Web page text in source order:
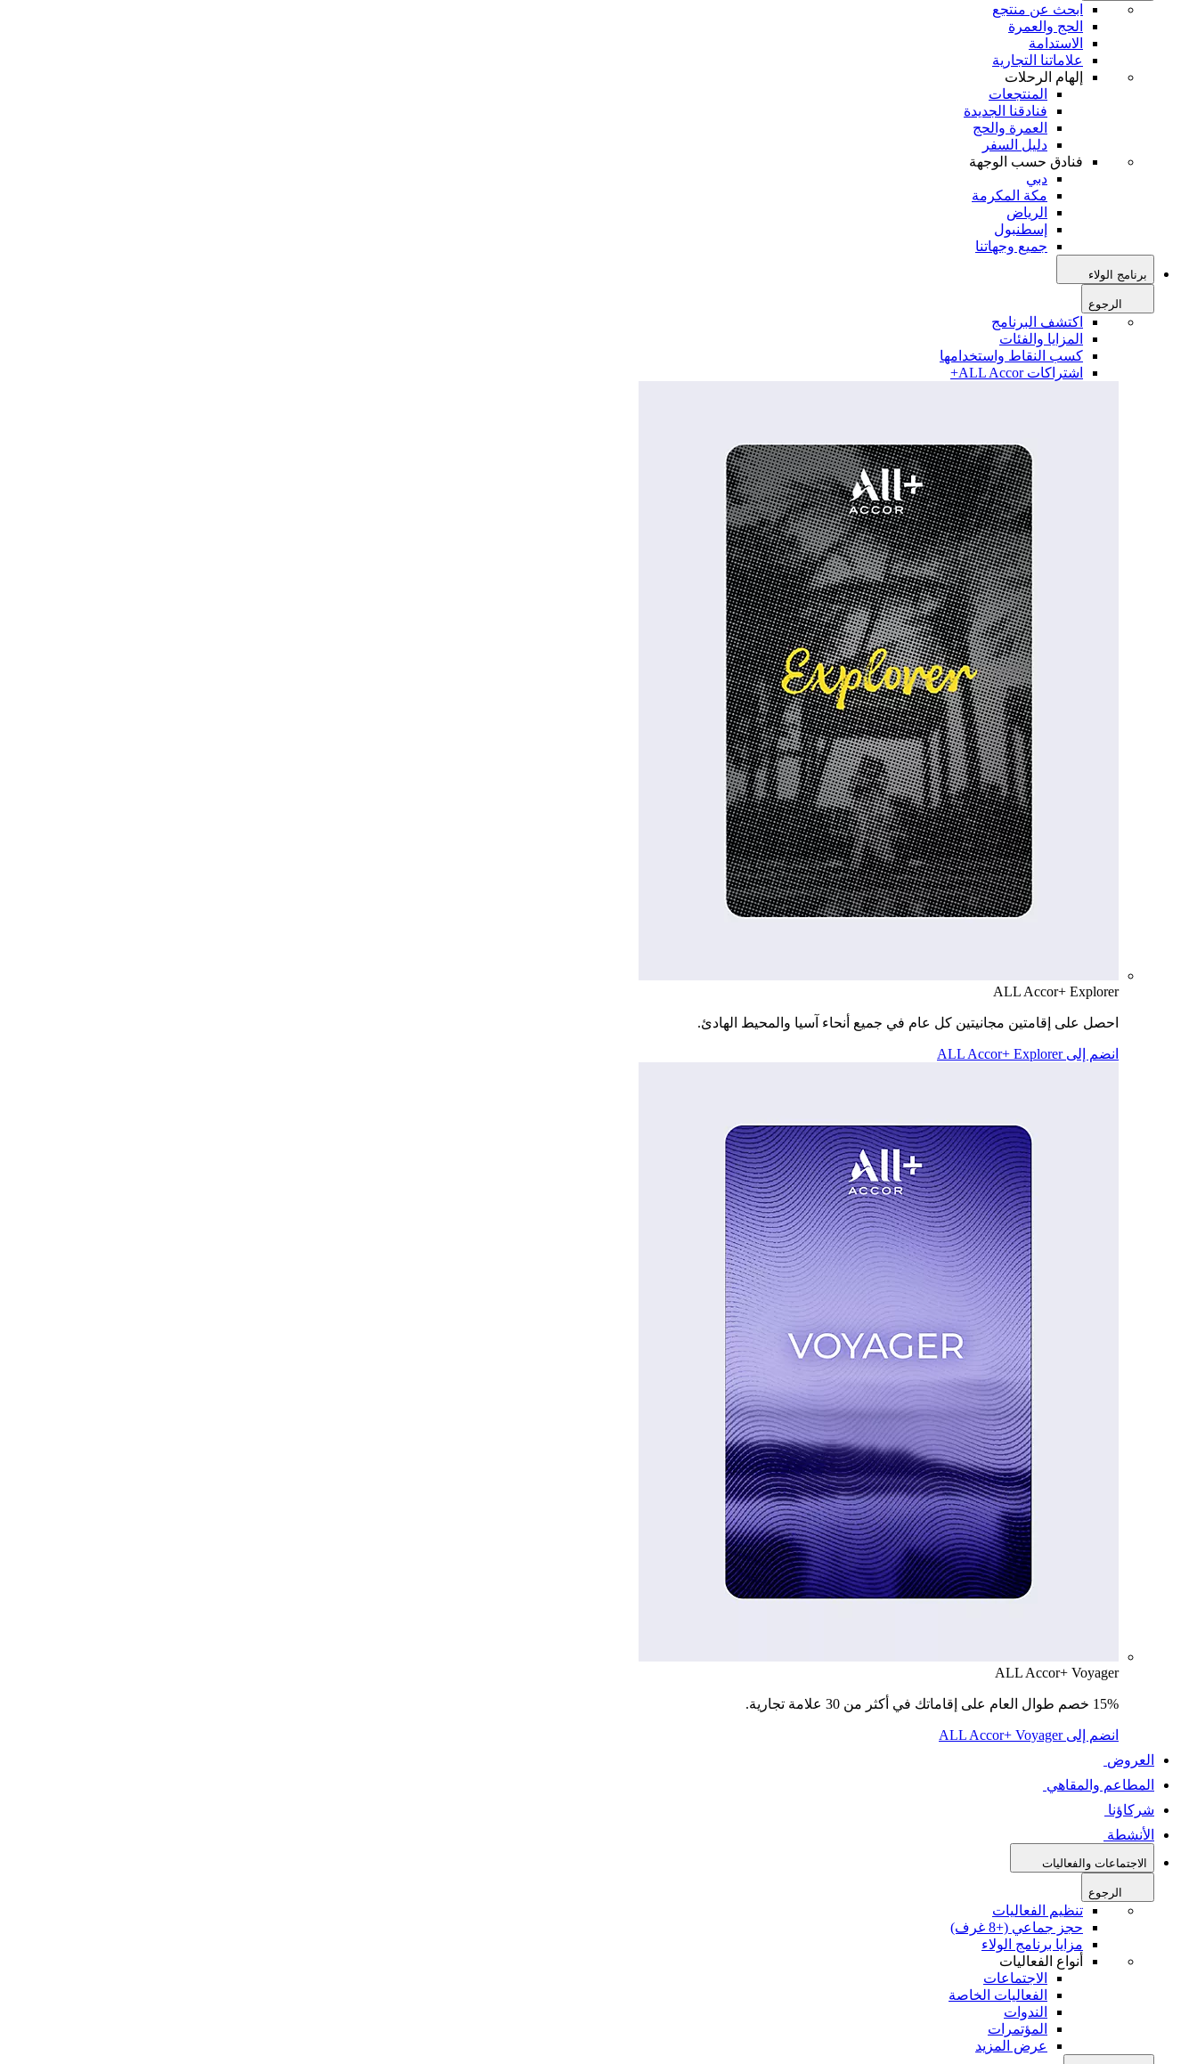
ابحث عن منتجع
الحج والعمرة
الاستدامة
علاماتنا التجارية
إلهام الرحلات
المنتجعات
فنادقنا الجديدة
العمرة والحج
دليل السفر
فنادق حسب الوجهة
دبي
مكة المكرمة
الرياض
إسطنبول
جميع وجهاتنا
برنامج الولاء
الرجوع
اكتشف البرنامج
المزايا والفئات
كسب النقاط واستخدامها
اشتراكات ALL Accor+
ALL Accor+ Explorer
احصل على إقامتين مجانيتين كل عام في جميع أنحاء آسيا والمحيط الهادئ.
انضم إلى ALL Accor+ Explorer
ALL Accor+ Voyager
15% خصم طوال العام على إقاماتك في أكثر من 30 علامة تجارية.
انضم إلى ALL Accor+ Voyager
العروض
المطاعم والمقاهي
شركاؤنا
الأنشطة
الاجتماعات والفعاليات
الرجوع
تنظيم الفعاليات
حجز جماعي (+8 غرف)
مزايا برنامج الولاء
أنواع الفعاليات
الاجتماعات
الفعاليات الخاصة
الندوات
المؤتمرات
عرض المزيد